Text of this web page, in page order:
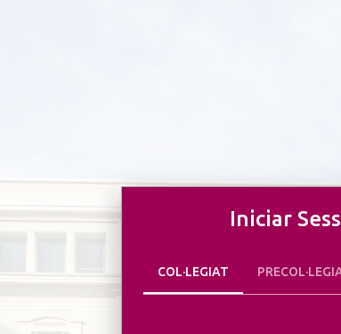
Iniciar
COL·LEGIAT